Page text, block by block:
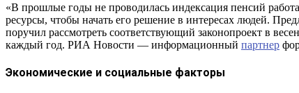
«В прошлые годы не проводилась индексация пенсий
ресурсы, чтобы начать его решение в интересах людей.
поручил рассмотреть соответствующий законопроект в
каждый год. РИА Новости — информационный партнер
Экономические и социальные факторы